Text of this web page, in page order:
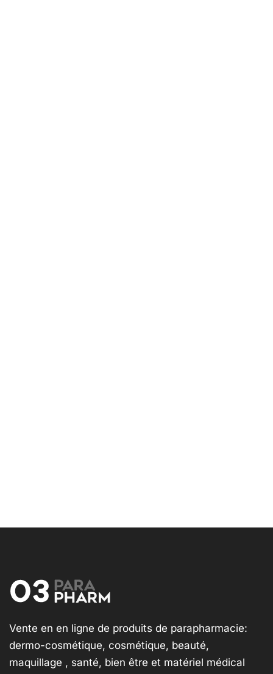
Vente en en ligne de produits de parapharmacie:
dermo-cosmétique, cosmétique, beauté,
maquillage , santé, bien être et matériel médical